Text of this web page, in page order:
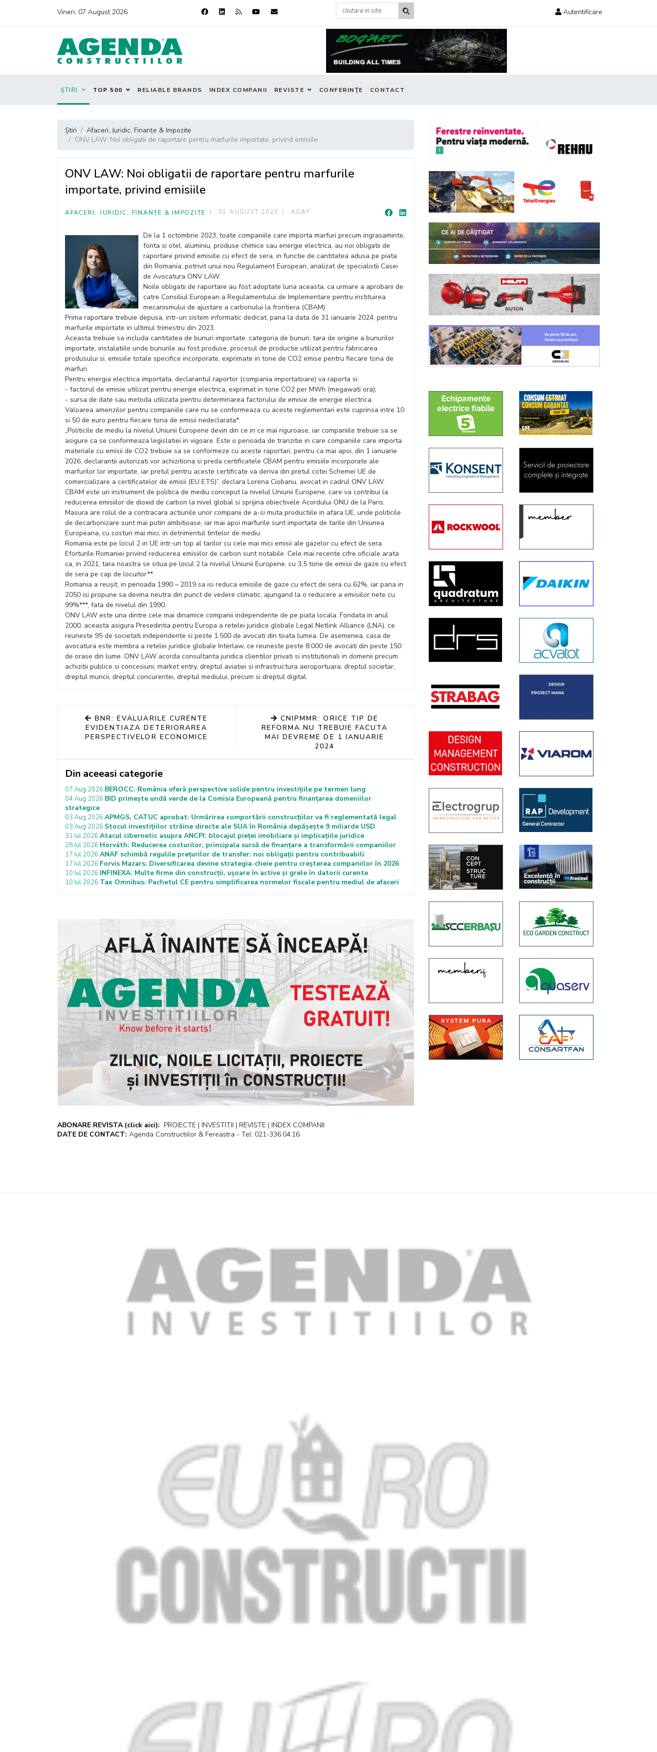
Vineri, 07 August 2026 Autentificare
ȘTIRI TOP 500 RELIABLE BRANDS INDEX COMPANII REVISTE CONFERINȚE CONTACT
Știri
Afaceri, Juridic, Finanțe & Impozite
ONV LAW: Noi obligatii de raportare pentru marfurile importate, privind emisiile
ONV LAW: Noi obligatii de raportare pentru marfurile
importate, privind emisiile
AFACERI, JURIDIC, FINANȚE & IMPOZITE 31 AUGUST 2023 AG&F
De la 1 octombrie 2023, toate companiile care importa marfuri precum ingrasaminte,
fonta si otel, aluminiu, produse chimice sau energie electrica, au noi obligatii de
raportare privind emisiile cu efect de sera, in functie de cantitatea adusa pe piata
din Romania, potrivit unui nou Regulament European, analizat de specialistii Casei
de Avocatura ONV LAW.
Noile obligatii de raportare au fost adoptate luna aceasta, ca urmare a aprobarii de
catre Consiliul European a Regulamentului de Implementare pentru instituirea
mecanismului de ajustare a carbonului la frontiera (CBAM).
Prima raportare trebuie depusa, intr-un sistem informatic dedicat, pana la data de 31 ianuarie 2024, pentru
marfurile importate in ultimul trimestru din 2023.
Aceasta trebuie sa includa cantitatea de bunuri importate, categoria de bunuri, tara de origine a bunurilor
importate, instalatiile unde bunurile au fost produse, procesul de productie utilizat pentru fabricarea
produsului si, emisiile totale specifice incorporate, exprimate in tone de CO2 emise pentru fiecare tona de
marfuri.
Pentru energia electrica importata, declarantul raportor (compania importatoare) va raporta si:
- factorul de emisie utilizat pentru energie electrica, exprimat in tone CO2 per MWh (megawati ora);
- sursa de date sau metoda utilizata pentru determinarea factorului de emisie de energie electrica.
Valoarea amenzilor pentru companiile care nu se conformeaza cu aceste reglementari este cuprinsa intre 10
si 50 de euro pentru fiecare tona de emisii nedeclarata*.
„Politicile de mediu la nivelul Uniunii Europene devin din ce in ce mai riguroase, iar companiile trebuie sa se
asigure ca se conformeaza legislatiei in vigoare. Este o perioada de tranzitie in care companiile care importa
materiale cu emisii de CO2 trebuie sa se conformeze cu aceste raportari, pentru ca mai apoi, din 1 ianuarie
2026, declarantii autorizati vor achizitiona si preda certificatele CBAM pentru emisiile incorporate ale
marfurilor lor importate, iar pretul pentru aceste certificate va deriva din pretul cotei Schemei UE de
comercializare a certificatelor de emisii (EU ETS)”, declara Lorena Ciobanu, avocat in cadrul ONV LAW.
CBAM este un instrument de politica de mediu conceput la nivelul Uniunii Europene, care va contribui la
reducerea emisiilor de dioxid de carbon la nivel global si sprijina obiectivele Acordului ONU de la Paris.
Masura are rolul de a contracara actiunile unor companii de a-si muta productiile in afara UE, unde politicile
de decarbonizare sunt mai putin ambitioase, iar mai apoi marfurile sunt importate de tarile din Uniunea
Europeana, cu costuri mai mici, in detrimentul tintelor de mediu.
Romania este pe locul 2 in UE intr-un top al tarilor cu cele mai mici emisii ale gazelor cu efect de sera.
Eforturile Romaniei privind reducerea emisiilor de carbon sunt notabile. Cele mai recente cifre oficiale arata
ca, in 2021, tara noastra se situa pe locul 2 la nivelul Uniunii Europene, cu 3,5 tone de emisii de gaze cu efect
de sera pe cap de locuitor**.
Romania a reușit, in perioada 1990 – 2019 sa isi reduca emisiile de gaze cu efect de sera cu 62%, iar pana in
2050 isi propune sa devina neutra din punct de vedere climatic, ajungand la o reducere a emisiilor nete cu
99%***, fata de nivelul din 1990.
ONV LAW este una dintre cele mai dinamice companii independente de pe piata locala. Fondata in anul
2000, aceasta asigura Presedintia pentru Europa a retelei juridice globale Legal Netlink Alliance (LNA), ce
reuneste 95 de societati independente si peste 1.500 de avocati din toata lumea. De asemenea, casa de
avocatura este membra a retelei juridice globale Interlaw, ce reuneste peste 8.000 de avocati din peste 150
de orase din lume. ONV LAW acorda consultanta juridica clientilor privati si institutionali in domenii precum
achizitii publice si concesiuni, market entry, dreptul aviatiei si infrastructura aeroportuara, dreptul societar,
dreptul muncii, dreptul concurentei, dreptul mediului, precum si dreptul digital.
BNR: EVALUARILE CURENTE
EVIDENTIAZA DETERIORAREA
PERSPECTIVELOR ECONOMICE
CNIPMMR: ORICE TIP DE
REFORMA NU TREBUIE FACUTA
MAI DEVREME DE 1 IANUARIE
2024
Din aceeasi categorie
07 Aug 2026 BEROCC: România oferă perspective solide pentru investițiile pe termen lung
04 Aug 2026 BID primește undă verde de la Comisia Europeană pentru finanțarea domeniilor
strategice
03 Aug 2026 APMGS, CATUC aprobat: Urmărirea comportării construcțiilor va fi reglementată legal
03 Aug 2026 Stocul investițiilor străine directe ale SUA în România depășește 9 miliarde USD
31 Iul 2026 Atacul cibernetic asupra ANCPI: blocajul pieței imobiliare și implicațiile juridice
28 Iul 2026 Horváth: Reducerea costurilor, principala sursă de finanțare a transformării companiilor
17 Iul 2026 ANAF schimbă regulile prețurilor de transfer: noi obligații pentru contribuabili
17 Iul 2026 Forvis Mazars: Diversificarea devine strategia-cheie pentru creșterea companiilor în 2026
10 Iul 2026 INFINEXA: Multe firme din construcții, ușoare în active și grele în datorii curente
10 Iul 2026 Tax Omnibus: Pachetul CE pentru simplificarea normelor fiscale pentru mediul de afaceri
ABONARE REVISTA (click aici): PROIECTE | INVESTITII | REVISTE | INDEX COMPANII
DATE DE CONTACT: Agenda Constructiilor & Fereastra - Tel: 021-336.04.16